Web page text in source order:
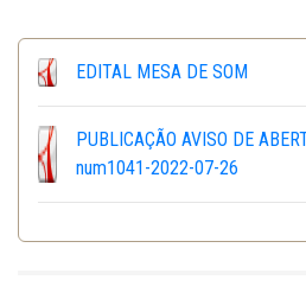
EDITAL MESA DE SOM
PUBLICAÇÃO AVISO DE
num1041-2022-07-26